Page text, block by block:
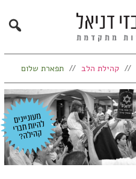
Search
קהילת הלב תפארת שלום